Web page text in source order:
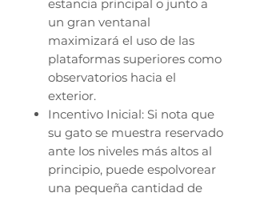
estancia principal o junto a
un gran ventanal
maximizará el uso de las
plataformas superiores como
observatorios hacia el
exterior.
Incentivo Inicial: Si nota que
su gato se muestra reservado
ante los niveles más altos al
principio, puede espolvorear
una pequeña cantidad de